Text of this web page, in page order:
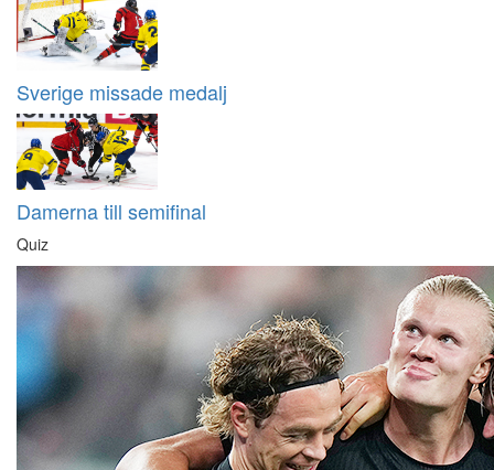
Sverige missade medalj
Damerna till semifinal
Quiz